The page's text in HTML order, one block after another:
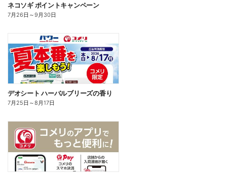
ネコソギ ポイントキャンペーン
7月26日 ～9月30日
デオシート ハーバルブリーズの香り
7月25日 ～8月17日